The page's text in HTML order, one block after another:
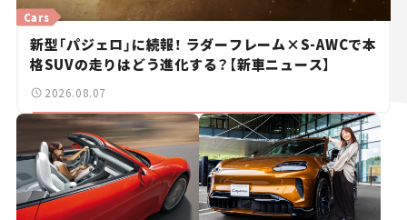
新型「パジェロ」に続報！ ラダーフレーム×S-AWCで本
格SUVの走りはどう進化する？【新車ニュース】
Cars
2026.08.07